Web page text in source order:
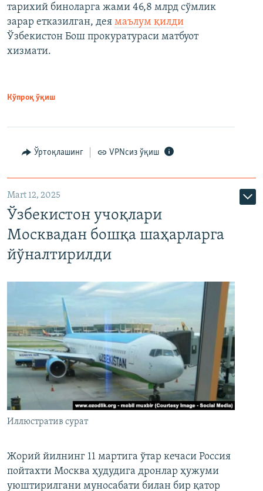
тарихий биноларга жами 46,8 млрд сўмлик
зарар етказилган, дея маълум қилди
Ўзбекистон Бош прокуратураси матбуот
хизмати.
Кўпроқ ўқиш
Ўртоқлашинг VPNсиз ўқиш
Mart 12, 2025
Ўзбекистон учоқлари
Москвадан бошқа шаҳарларга
йўналтирилди
Иллюстратив сурат
Жорий йилнинг 11 мартига ўтар кечаси Россия
пойтахти Москва ҳудудига дронлар ҳужуми
уюштирилгани муносабати билан бир қатор